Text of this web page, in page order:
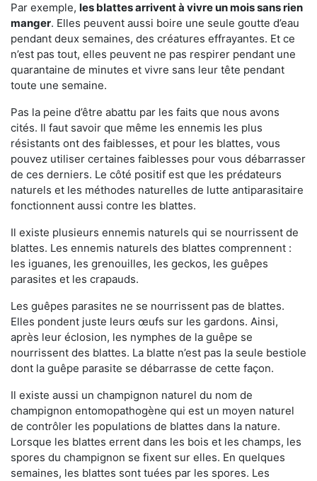
Par exemple, les blattes arrivent à vivre un mois sans rien
manger. Elles peuvent aussi boire une seule goutte d’eau
pendant deux semaines, des créatures effrayantes. Et ce
n’est pas tout, elles peuvent ne pas respirer pendant une
quarantaine de minutes et vivre sans leur tête pendant
toute une semaine.
Pas la peine d’être abattu par les faits que nous avons
cités. Il faut savoir que même les ennemis les plus
résistants ont des faiblesses, et pour les blattes, vous
pouvez utiliser certaines faiblesses pour vous débarrasser
de ces derniers. Le côté positif est que les prédateurs
naturels et les méthodes naturelles de lutte antiparasitaire
fonctionnent aussi contre les blattes.
Il existe plusieurs ennemis naturels qui se nourrissent de
blattes. Les ennemis naturels des blattes comprennent :
les iguanes, les grenouilles, les geckos, les guêpes
parasites et les crapauds.
Les guêpes parasites ne se nourrissent pas de blattes.
Elles pondent juste leurs œufs sur les gardons. Ainsi,
après leur éclosion, les nymphes de la guêpe se
nourrissent des blattes. La blatte n’est pas la seule bestiole
dont la guêpe parasite se débarrasse de cette façon.
Il existe aussi un champignon naturel du nom de
champignon entomopathogène qui est un moyen naturel
de contrôler les populations de blattes dans la nature.
Lorsque les blattes errent dans les bois et les champs, les
spores du champignon se fixent sur elles. En quelques
semaines, les blattes sont tuées par les spores. Les